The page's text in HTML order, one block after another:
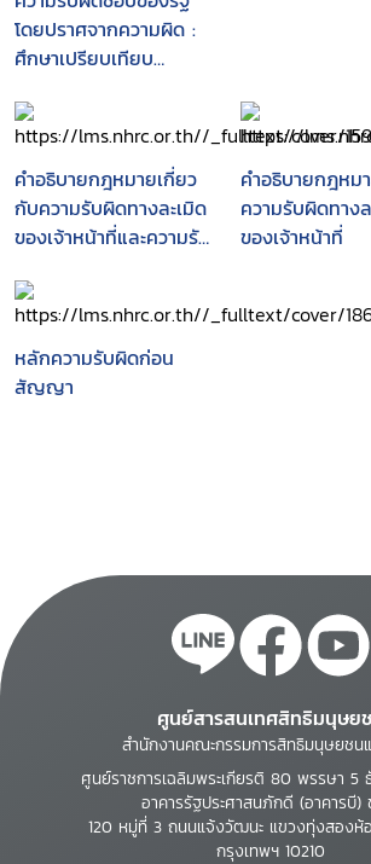
โดยปราศจากความผิด :
ศึกษาเปรียบเทียบ
กฎหมายไทย
คำอธิบายกฎหมายเกี่ยว
กับความรับผิดทางละเมิด
ของเจ้าหน้าที่และความรับ
ปราศจากความผิด
คำอธิบายกฎหม
ความรับผิดทาง
ของเจ้าหน้าที่
หลักความรับผิดก่อน
สัญญา
ศูนย์สารสนเทศสิทธิมนุษย
สำนักงานคณะกรรมการสิทธิมนุษยชน
ศูนย์ราชการเฉลิมพระเกียรติ 80 พรรษา 5
อาคารรัฐประศาสนภักดี (อาคารบี)
120 หมู่ที่ 3 ถนนแจ้งวัฒนะ แขวงทุ่งสองห้
กรุงเทพฯ 10210